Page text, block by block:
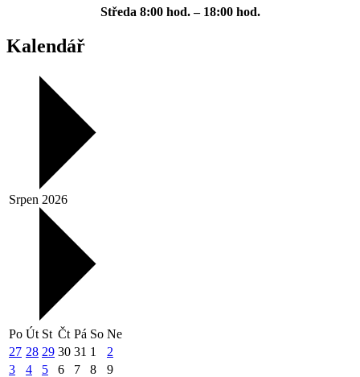
Středa 8:00 hod. – 18:00 hod.
Kalendář
Srpen 2026
Po Út St Čt Pá So Ne
27 28 29 30 31 1
2
3
4 5 6 7 8
9